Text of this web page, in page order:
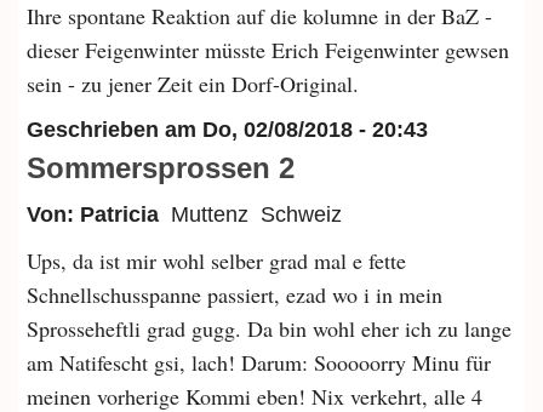
Ihre spontane Reaktion auf die kolumne in der BaZ -
dieser Feigenwinter müsste Erich Feigenwinter gewsen
sein - zu jener Zeit ein Dorf-Original.
Geschrieben am Do, 02/08/2018 - 20:43
Sommersprossen 2
Von: Patricia Muttenz Schweiz
Ups, da ist mir wohl selber grad mal e fette
Schnellschusspanne passiert, ezad wo i in mein
Sprosseheftli grad gugg. Da bin wohl eher ich zu lange
am Natifescht gsi, lach! Darum: Sooooorry Minu für
meinen vorherige Kommi eben! Nix verkehrt, alle 4